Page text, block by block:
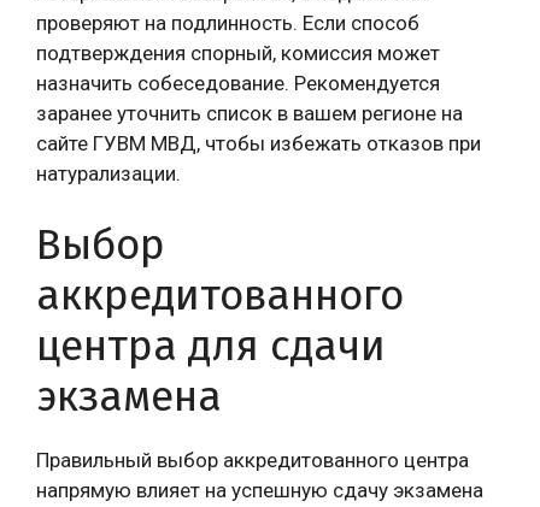
проверяют на подлинность. Если способ
подтверждения спорный, комиссия может
назначить собеседование. Рекомендуется
заранее уточнить список в вашем регионе на
сайте ГУВМ МВД, чтобы избежать отказов при
натурализации.
Выбор
аккредитованного
центра для сдачи
экзамена
Правильный выбор аккредитованного центра
напрямую влияет на успешную сдачу экзамена